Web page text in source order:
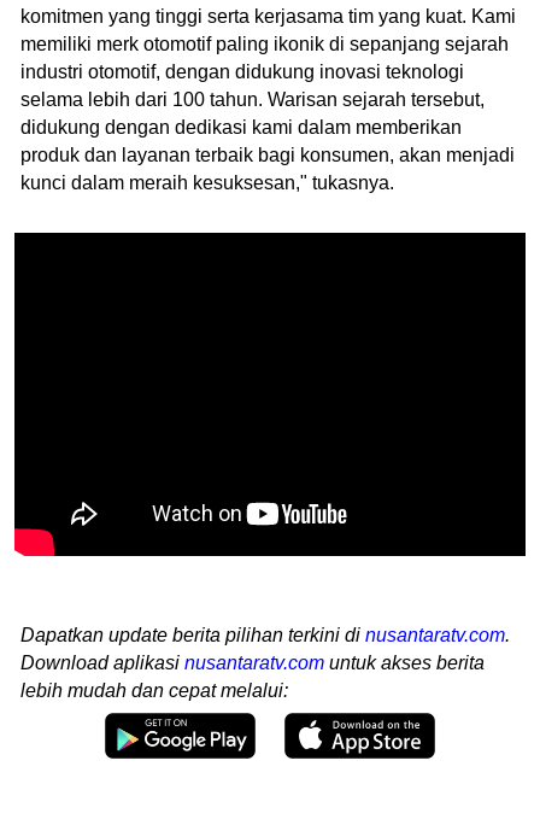
komitmen yang tinggi serta kerjasama tim yang kuat. Kami
memiliki merk otomotif paling ikonik di sepanjang sejarah
industri otomotif, dengan didukung inovasi teknologi
selama lebih dari 100 tahun. Warisan sejarah tersebut,
didukung dengan dedikasi kami dalam memberikan
produk dan layanan terbaik bagi konsumen, akan menjadi
kunci dalam meraih kesuksesan," tukasnya.
Dapatkan update berita pilihan terkini di nusantaratv.com.
Download aplikasi nusantaratv.com untuk akses berita
lebih mudah dan cepat melalui: